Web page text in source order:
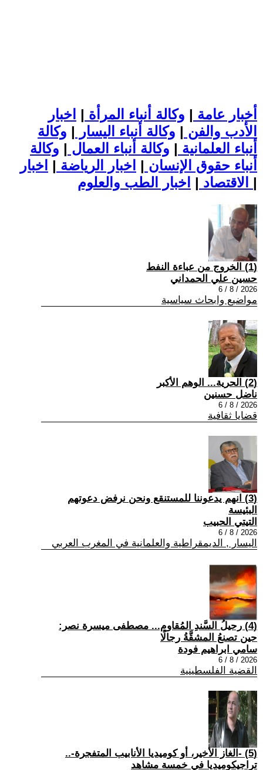
أخبار عامة | وكالة أنباء المرأة | اخبار
الأدب والفن | وكالة أنباء اليسار | وكالة
أنباء العلمانية | وكالة أنباء العمال | وكالة
أنباء حقوق الإنسان | اخبار الرياضة | اخبار
الاقتصاد | |
(1) الخروج من عباءة النفط
حسين علي الحمداني
2026 / 8 / 6
مواضيع وابحاث سياسية
(2) الحرية... الوهم الأكبر
ناضل حسنين
2026 / 8 / 6
قضايا ثقافية
(3) انهم يدعوننا للمستنقع ونحن نرفض دعوتهم
البئيسة
التيتي الحبيب
2026 / 8 / 6
اليسار , الديمقراطية والعلمانية في المغرب العربي
(4) رحيلُ السَّندِ المُقاوم... مصطفى ميسرة نصر:
حين تصنعُ المشقَّةُ رجالًا
سامي ابراهيم فودة
2026 / 8 / 6
القضية الفلسطينية
(5) -الغاز الأخير، أو كوميديا الأنابيب المتفجرة-..
تراجيكوميديا في خمسة مشاهد